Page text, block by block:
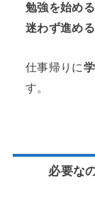
勉強を始め
迷わず進め
仕事帰りに
す。
必要な